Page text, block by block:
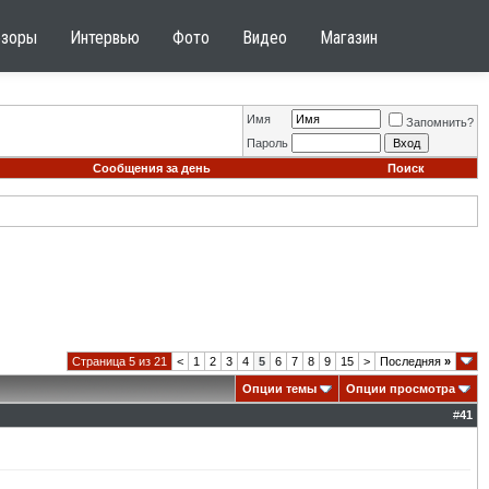
Интервью Фото Видео Магазин
Имя
Запомнить?
Пароль
Сообщения за день
Поиск
Страница 5 из 21 < 1 2 3 4 5 6 7 8 9 15 > Последняя »
Опции темы
Опции просмотра
#41